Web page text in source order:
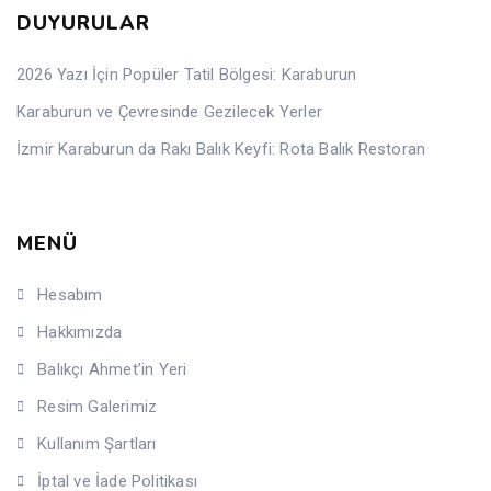
DUYURULAR
2026 Yazı İçin Popüler Tatil Bölgesi: Karaburun
Karaburun ve Çevresinde Gezilecek Yerler
İzmir Karaburun da Rakı Balık Keyfi: Rota Balık Restoran
MENÜ
Hesabım
Hakkımızda
Balıkçı Ahmet’in Yeri
Resim Galerimiz
Kullanım Şartları
İptal ve İade Politikası